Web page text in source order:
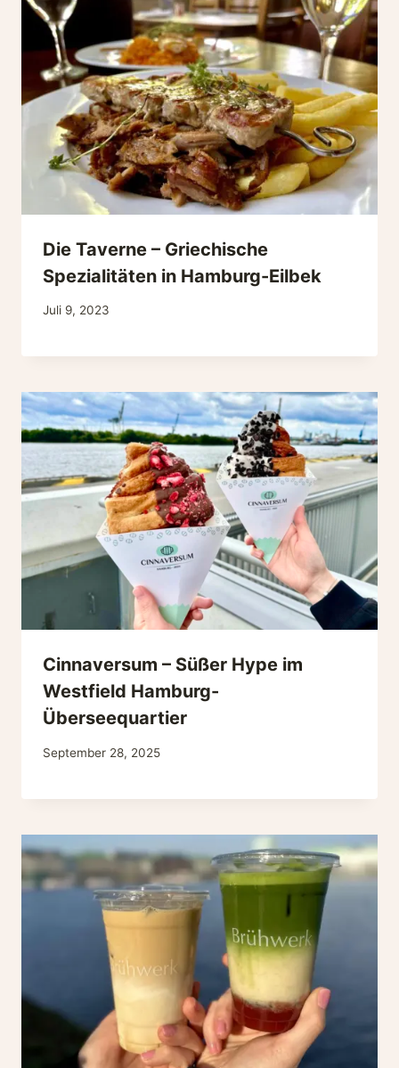
Die Taverne – Griechische
Spezialitäten in Hamburg-Eilbek
Juli 9, 2023
Cinnaversum – Süßer Hype im
Westfield Hamburg-
Überseequartier
September 28, 2025